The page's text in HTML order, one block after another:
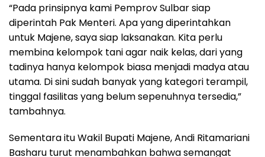
“Pada prinsipnya kami Pemprov Sulbar siap
diperintah Pak Menteri. Apa yang diperintahkan
untuk Majene, saya siap laksanakan. Kita perlu
membina kelompok tani agar naik kelas, dari yang
tadinya hanya kelompok biasa menjadi madya atau
utama. Di sini sudah banyak yang kategori terampil,
tinggal fasilitas yang belum sepenuhnya tersedia,”
tambahnya.
Sementara itu Wakil Bupati Majene, Andi Ritamariani
Basharu turut menambahkan bahwa semangat